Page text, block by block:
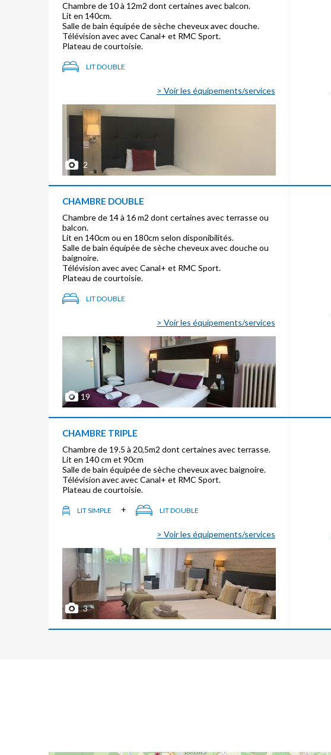
Chambre de 10 à 12m2 dont certaines avec balcon.
Lit en 140cm.
Salle de bain équipée de sèche cheveux avec douche.
Télévision avec avec Canal+ et RMC Sport.
Plateau de courtoisie.
LIT DOUBLE
> Voir les équipements/services
2
CHAMBRE DOUBLE
Chambre de 14 à 16 m2 dont certaines avec terrasse ou
balcon.
Lit en 140cm ou en 180cm selon disponibilités.
Salle de bain équipée de sèche cheveux avec douche ou
baignoire.
Télévision avec avec Canal+ et RMC Sport.
Plateau de courtoisie.
LIT DOUBLE
> Voir les équipements/services
19
CHAMBRE TRIPLE
Chambre de 19.5 à 20,5m2 dont certaines avec terrasse.
Lit en 140 cm et 90cm
Salle de bain équipée de sèche cheveux avec baignoire.
Télévision avec avec Canal+ et RMC Sport.
Plateau de courtoisie.
LIT SIMPLE + LIT DOUBLE
> Voir les équipements/services
3